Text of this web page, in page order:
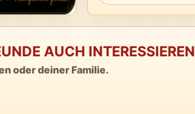
AUCH INTERESSIEREN
oder deiner Familie.